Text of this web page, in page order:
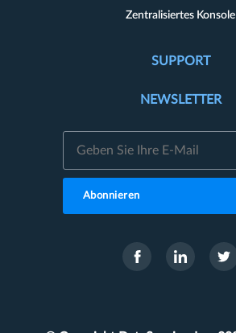
Zentralisiertes Konsole
SUPPORT
NEWSLETTER
Abonnieren